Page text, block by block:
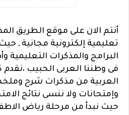
أنتم الان على موقع الطريق
تعليمية إلكترونية مجانية ,
البرامج والمذكرات التعليمية
فى وطننا العربى الحبيب
العربية من مذكرات شرح
وإمتحانات ولا ننسى نتائج
حيث نبدأ من مرحلة رياض